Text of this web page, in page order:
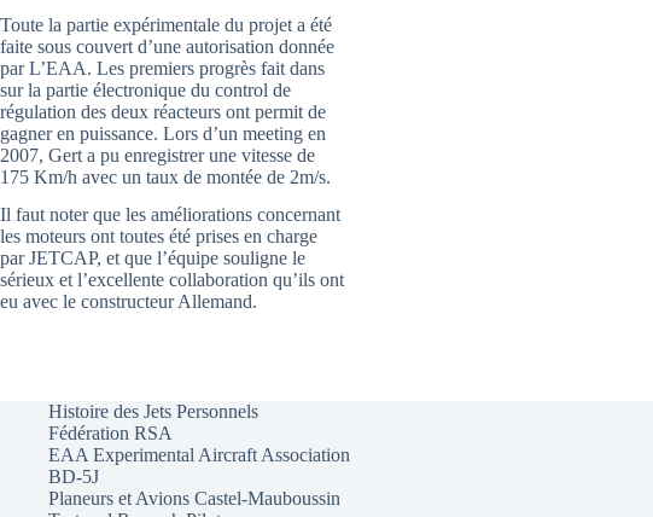
Toute la partie expérimentale du projet a été
faite sous couvert d’une autorisation donnée
par L’EAA. Les premiers progrès fait dans
sur la partie électronique du control de
régulation des deux réacteurs ont permit de
gagner en puissance. Lors d’un meeting en
2007, Gert a pu enregistrer une vitesse de
175 Km/h avec un taux de montée de 2m/s.
Il faut noter que les améliorations concernant
les moteurs ont toutes été prises en charge
par JETCAP, et que l’équipe souligne le
sérieux et l’excellente collaboration qu’ils ont
eu avec le constructeur Allemand.
Histoire des Jets Personnels
Fédération RSA
EAA Experimental Aircraft Association
BD-5J
Planeurs et Avions Castel-Mauboussin